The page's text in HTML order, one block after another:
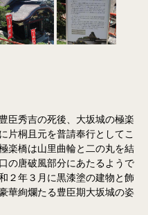
臣秀吉の死後、大坂城の極楽
片桐且元を普請奉行としてこ
楽橋は山里曲輪と二の丸を結
の唐破風部分にあたるようで
２年３月に黒漆塗の建物と飾
華絢爛たる豊臣期大坂城の姿